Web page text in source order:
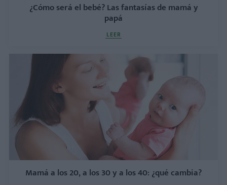
¿Cómo será el bebé? Las fantasías de mamá y
papá
LEER
Mamá a los 20, a los 30 y a los 40: ¿qué cambia?